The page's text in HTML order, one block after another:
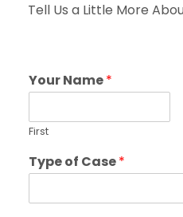
Tell Us a Little More
Your Name*
First
Type of Case*